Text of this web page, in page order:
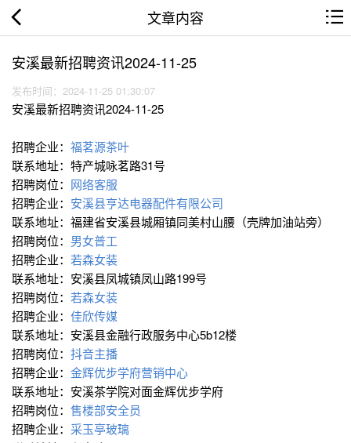
文章内容
安溪最新招聘资讯2024-11-25
发布时间：2024-11-25 01:30:07
安溪最新招聘资讯2024-11-25
招聘企业： 福茗源茶叶
联系地址：特产城咏茗路31号
招聘岗位： 网络客服
招聘企业： 安溪县亨达电器配件有限公司
联系地址：福建省安溪县城厢镇同美村山腰（壳牌加油站旁）
招聘岗位： 男女普工
招聘企业： 若森女装
联系地址：安溪县凤城镇凤山路199号
招聘岗位： 若森女装
招聘企业： 佳欣传媒
联系地址：安溪县金融行政服务中心5b12楼
招聘岗位： 抖音主播
招聘企业： 金辉优步学府营销中心
联系地址：安溪茶学院对面金辉优步学府
招聘岗位： 售楼部安全员
招聘企业： 采玉亭玻璃